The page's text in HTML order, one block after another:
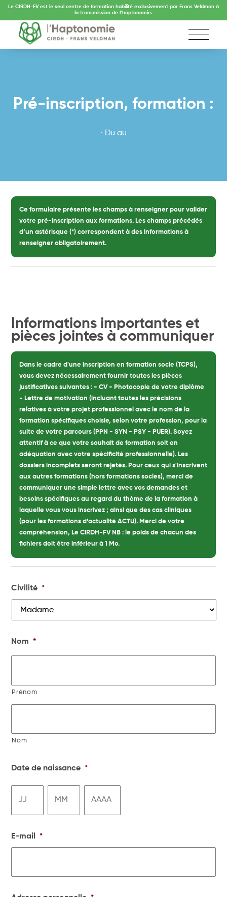
Le CIRDH-FV est le seul centre de formation habilité exclusivement par Frans Veldman à
la transmission de l’haptonomie.
Pré-inscription, formation :
· Du au
Ce formulaire présente les champs à renseigner pour valider
votre pré-inscription aux formations. Les champs précédés
d’un astérisque (*) correspondent à des informations à
renseigner obligatoirement.
Informations importantes et
pièces jointes à communiquer
Dans le cadre d'une inscription en formation socle (TCPS),
vous devez nécessairement fournir toutes les pièces
justificatives suivantes : - CV - Photocopie de votre diplôme
- Lettre de motivation (incluant toutes les précisions
relatives à votre projet professionnel avec le nom de la
formation spécifiques choisie, selon votre profession, pour la
suite de votre parcours (PPN - SYN - PSY - PUER). Soyez
attentif à ce que votre souhait de formation soit en
adéquation avec votre spécificité professionnelle). Les
dossiers incomplets seront rejetés. Pour ceux qui s'inscrivent
aux autres formations (hors formations socles), merci de
communiquer une simple lettre avec vos demandes et
besoins spécifiques au regard du thème de la formation à
laquelle vous vous inscrivez ; ainsi que des cas cliniques
(pour les formations d’actualité ACTU). Merci de votre
compréhension, Le CIRDH-FV NB : le poids de chacun des
fichiers doit être inférieur à 1 Mo.
Civilité *
Nom *
Prénom
Nom
Date de naissance *
E-mail *